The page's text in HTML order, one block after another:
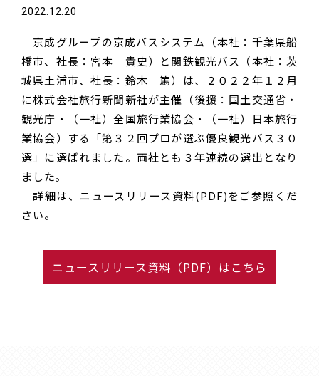
2022.12.20
京成グループの京成バスシステム（本社：千葉県船
橋市、社長：宮本 貴史）と関鉄観光バス（本社：茨
城県土浦市、社長：鈴木 篤）は、２０２２年１２月
に株式会社旅行新聞新社が主催（後援：国土交通省・
観光庁・（一社）全国旅行業協会・（一社）日本旅行
業協会）する「第３２回プロが選ぶ優良観光バス３０
選」に選ばれました。両社とも３年連続の選出となり
ました。
詳細は、ニュースリリース資料(PDF)をご参照くだ
さい。
ニュースリリース資料（PDF）はこちら